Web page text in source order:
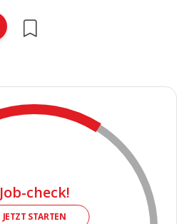
Job-check!
JETZT STARTEN